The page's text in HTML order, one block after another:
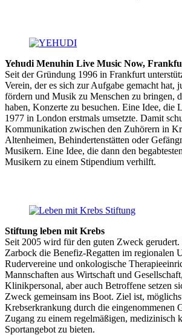
Yehudi Menuhin Live Music Now,
Seit der Gründung 1996 in Frankfurt
Verein, der es sich zur Aufgabe gemacht hat,
fördern und Musik zu Menschen zu bringen,
haben, Konzerte zu besuchen. Eine Idee, die
1977 in London erstmals umsetzte. Damit
Kommunikation zwischen den Zuhörern in
Altenheimen, Behindertenstätten oder
Musikern. Eine Idee, die dann den
Musikern zu einem Stipendium verhilft.
Stiftung leben mit Krebs
Seit 2005 wird für den guten Zweck gerudert.
Zarbock die Benefiz-Regatten im regionalen
Rudervereine und onkologische
Mannschaften aus Wirtschaft und
Klinikpersonal, aber auch Betroffene setzen
Zweck gemeinsam ins Boot. Ziel ist,
Krebserkrankung durch die eingenommenen
Zugang zu einem regelmäßigen, medizinisch
Sportangebot zu bieten.